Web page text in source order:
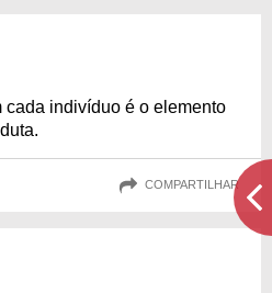
cada indivíduo é o elemento
COMPARTILHAR